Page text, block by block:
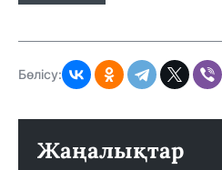
Бөлісу:
Жаңалықтар